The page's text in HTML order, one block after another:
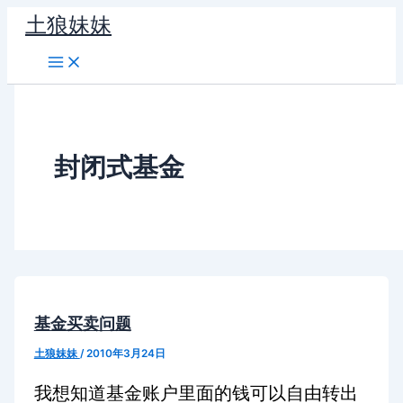
容
土狼妹妹
封闭式基金
基金买卖问题
土狼妹妹 /2010年3月24日
我想知道基金账户里面的钱可以自由转出